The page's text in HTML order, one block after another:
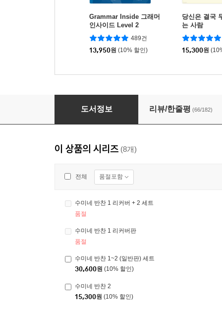
Grammar Inside 그래머
인사이드 Level 2
489건
13,950원 (10% 할인)
당신은 결국
는 사람
15,300원
수미네 반찬
도서정보 리뷰/한줄평 (66/182)
이 상품의 시리즈 (8개)
전체 품절포함
수미네 반찬 1 리커버 + 2 세트
품절
수미네 반찬 1 리커버판
품절
수미네 반찬 1~2 (일반판) 세트
30,600원 (10% 할인)
수미네 반찬 2
15,300원 (10% 할인)